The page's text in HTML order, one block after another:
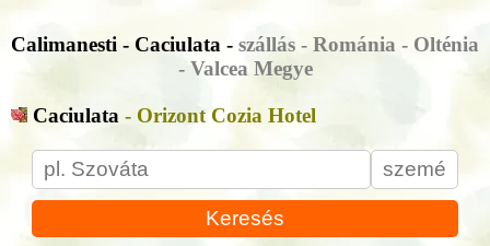
Calimanesti - Caciulata - szállás - Románia - Olténia
- Valcea Megye
Caciulata - Orizont Cozia Hotel
Keresés